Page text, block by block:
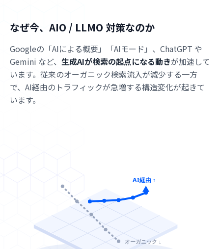
なぜ今、AIO / LLMO 対策なのか
Googleの「AIによる概要」「AIモード」、ChatGPT や
Gemini など、 生成AIが検索の起点になる動きが加速して
います。従来のオーガニック検索流入が減少する一方
で、AI経由のトラフィックが急増する構造変化が起きて
います。
AI経由 ↑
オーガニック ↓